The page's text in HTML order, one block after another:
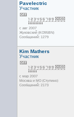
Pavelectric
Участник
с авг 2007
Жуковский (KO95BN)
Сообщений: 1279
Kim Mathers
Участник
с мар 2007
Москва и МО (Ступино)
Сообщений: 2173